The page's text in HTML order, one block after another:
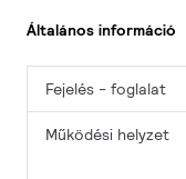
Általános információ
Fejelés - foglalat
Működési helyzet